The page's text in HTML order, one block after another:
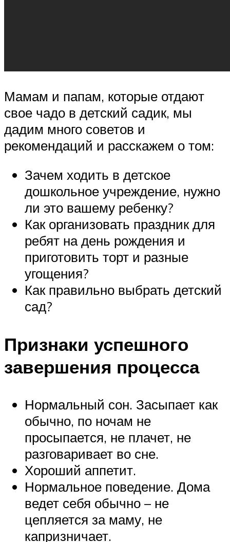
Мамам и папам, которые отдают
свое чадо в детский садик, мы
дадим много советов и
рекомендаций и расскажем о том:
Зачем ходить в детское
дошкольное учреждение, нужно
ли это вашему ребенку?
Как организовать праздник для
ребят на день рождения и
приготовить торт и разные
угощения?
Как правильно выбрать детский
сад?
Признаки успешного
завершения процесса
Нормальный сон. Засыпает как
обычно, по ночам не
просыпается, не плачет, не
разговаривает во сне.
Хороший аппетит.
Нормальное поведение. Дома
ведет себя обычно – не
цепляется за маму, не
капризничает.